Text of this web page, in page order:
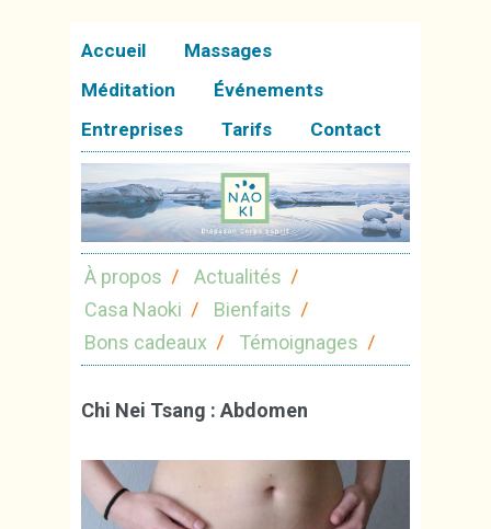
Accueil
Massages
Méditation
Événements
Entreprises
Tarifs Contact
À propos
Actualités
Casa Naoki
Bienfaits
Bons cadeaux
Témoignages
Chi Nei Tsang : Abdomen